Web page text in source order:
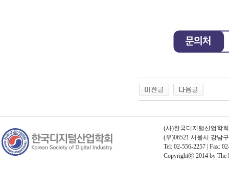
(사)한국디지털산업학
(우)06521 서울시 강남
Tel: 02-556-2257 | Fax:
Copyrightⓒ 2014 by The